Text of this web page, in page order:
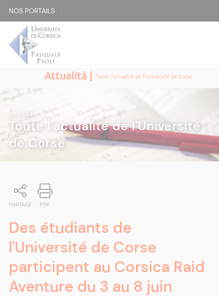
NOS PORTAILS :
Attualità |Toute l'actualité de l'Université de Corse
ATTUALITÀ|
Toute l'actualité de l'Université
de Corse
PARTAGE PDF
Des étudiants de
l'Université de Corse
participent au Corsica Raid
Aventure du 3 au 8 juin